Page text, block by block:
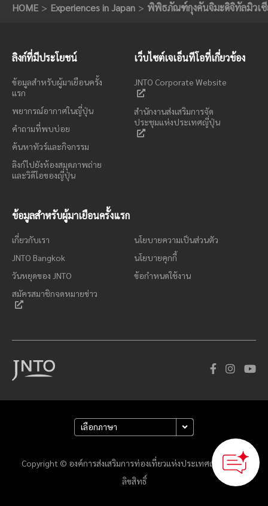
HOME Experiences in Japan พิพิธภัณฑ์กุงคันจิมะดิจิทัลมิวเ
ลิงก์ที่มีประโยชน์
ข้อมูลสำหรับผู้มาเยือนครั้ง
แรก
พยากรณ์อากาศในญี่ปุ่น
คำถามที่พบบ่อย
ค้นหาทัวร์และกิจกรรม
ลิงก์ไปยังห้องสมุดภาพถ่าย
และวิดีโอของญี่ปุ่น
เว็บไซต์เจเอ็นทีโอที่เกี่ยวข้อง
JNTO Corporate Website
สำนักงานส่งเสริมการจัด
ประชุมแห่งประเทศญี่ปุ่น
ข้อมูลสำหรับผู้มาเยือนครั้งแรก
เกี่ยวกับเรา
JNTO Bangkok
วันหยุดของ JNTO
สมัครสมาชิกจดหมายข่าว
นโยบายความเป็นส่วนตัว
นโยบายคุกกี้
ข้อกำหนดใช้งาน
Copyright © องค์การส่งเสริมการท่องเที่ยวแห่งประเทศญี่ปุ่น สงวน
ลิขสิทธิ์